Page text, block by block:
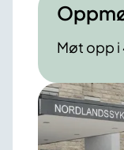
Møt opp i